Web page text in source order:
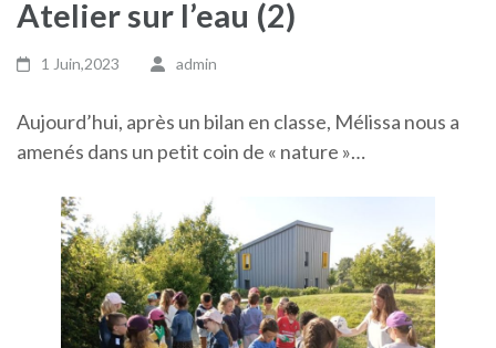
Atelier sur l’eau (2)
1 Juin,2023 admin
Aujourd’hui, après un bilan en classe, Mélissa nous a
amenés dans un petit coin de « nature »…